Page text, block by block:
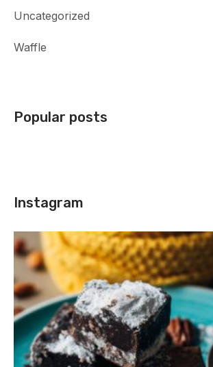
Uncategorized
Waffle
Popular posts
Instagram